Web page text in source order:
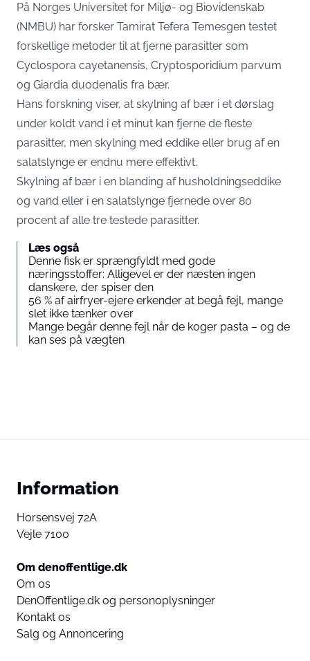
På Norges Universitet for Miljø- og Biovidenskab
(NMBU) har forsker Tamirat Tefera Temesgen testet
forskellige metoder til at fjerne parasitter som
Cyclospora cayetanensis, Cryptosporidium parvum
og Giardia duodenalis fra bær.
Hans forskning viser, at skylning af bær i et dørslag
under koldt vand i et minut kan fjerne de fleste
parasitter, men skylning med eddike eller brug af en
salatslynge er endnu mere effektivt.
Skylning af bær i en blanding af husholdningseddike
og vand eller i en salatslynge fjernede over 80
procent af alle tre testede parasitter.
Læs også
Denne fisk er sprængfyldt med gode
næringsstoffer: Alligevel er der næsten ingen
danskere, der spiser den
56 % af airfryer-ejere erkender at begå fejl, mange
slet ikke tænker over
Mange begår denne fejl når de koger pasta – og de
kan ses på vægten
Information
Horsensvej 72A
Vejle 7100
Om denoffentlige.dk
Om os
DenOffentlige.dk og personoplysninger
Kontakt os
Salg og Annoncering